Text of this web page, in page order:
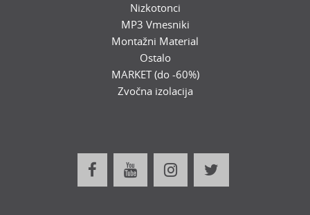
Nizkotonci
MP3 Vmesniki
Montažni Material
Ostalo
MARKET (do -60%)
Zvočna izolacija